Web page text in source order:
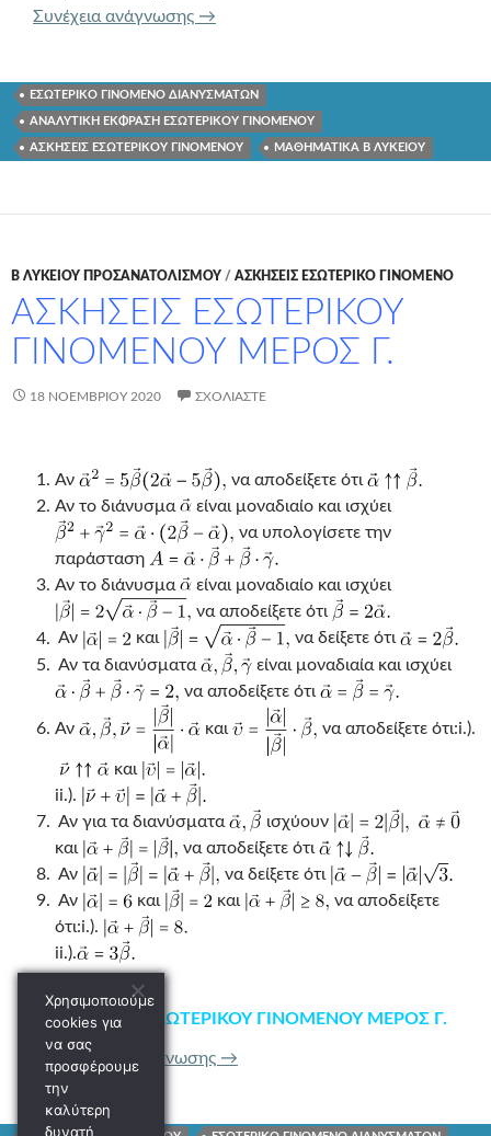
Συνέχεια ανάγνωσης ΑΣΚΗΣΕΙΣ ΕΣΩΤΕΡΙΚΟΥ
→
ΕΣΩΤΕΡΙΚΟ ΓΙΝΟΜΕΝΟ ΔΙΑΝΥΣΜΑΤΩΝ
ΑΝΑΛΥΤΙΚΗ ΕΚΦΡΑΣΗ ΕΣΩΤΕΡΙΚΟΥ ΓΙΝΟΜΕΝΟΥ
ΑΣΚΗΣΕΙΣ ΕΣΩΤΕΡΙΚΟΥ ΓΙΝΟΜΕΝΟΥ ΜΑΘΗΜΑΤΙΚΑ Β ΛΥΚΕΙΟΥ
Β ΛΥΚΕΙΟΥ ΠΡΟΣΑΝΑΤΟΛΙΣΜΟΥ / ΑΣΚΗΣΕΙΣ ΕΣΩΤΕΡΙΚΟ ΓΙΝΟΜΕΝΟ
ΑΣΚΗΣΕΙΣ ΕΣΩΤΕΡΙΚΟΥ
ΓΙΝΟΜΕΝΟΥ ΜΕΡΟΣ Γ.
18 ΝΟΕΜΒΡΊΟΥ 2020 ΣΧΟΛΙΆΣΤΕ
Αν
να αποδείξετε ότι
Αν το διάνυσμα
είναι μοναδιαίο και ισχύει
να υπολογίσετε την
παράσταση
Αν το διάνυσμα
είναι μοναδιαίο και ισχύει
να αποδείξετε ότι
Αν
και
να δείξετε ότι
Αν τα διανύσματα
είναι μοναδιαία και ισχύει
να αποδείξετε ότι
Αν και να αποδείξετε ότι:i.).
και
ii.).
Αν για τα διανύσματα
ισχύουν
και
να αποδείξετε ότι
Αν
να δείξετε ότι
Αν
και και
να αποδείξετε
ότι:i.).
ii.).
ΑΣΚΗΣΕΙΣ ΕΣΩΤΕΡΙΚΟΥ ΓΙΝΟΜΕΝΟΥ ΜΕΡΟΣ Γ.
Συνέχεια ανάγνωσης ΑΣΚΗΣΕΙΣ ΕΣΩΤΕΡΙΚΟΥ
→
Χρησιμοποιούμε
cookies για
να σας
προσφέρουμε
την
καλύτερη
δυνατή